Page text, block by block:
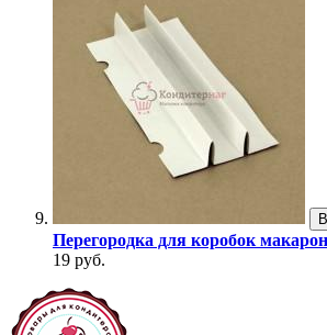
Перегородка для коробок
19 руб.